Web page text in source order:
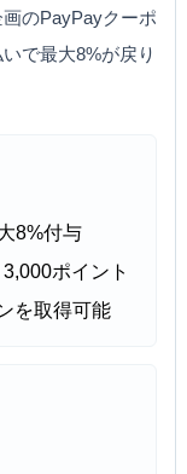
のPayPayクーポ
で最大8%が戻り
8%付与
ポイント
を取得可能